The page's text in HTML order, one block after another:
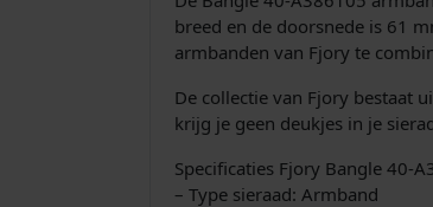
breed en de doorsnede is 61
armbanden van Fjory te
De collectie van Fjory bestaat
krijg je geen deukjes in je
Specificaties Fjory Bangle 40-
– Type sieraad: Armband